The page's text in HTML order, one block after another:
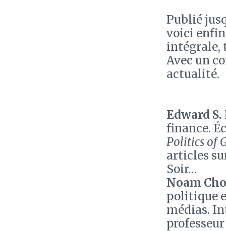
Publié
voici
intégrale,
Avec un
actualité.
Edward
finance.
Politics of
articles
Soir…
Noam
politique
médias.